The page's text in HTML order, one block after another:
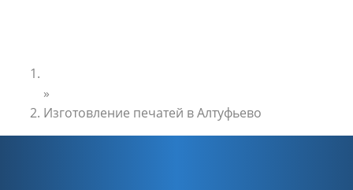
»
Изготовление печатей в Алтуфьево